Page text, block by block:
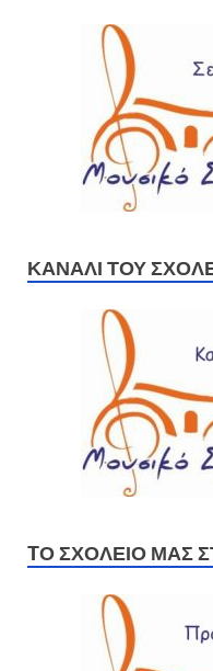
ΚΑΝΆΛΙ ΤΟΥ
TΟ ΣΧΟΛΕΊΟ ΜΑΣ